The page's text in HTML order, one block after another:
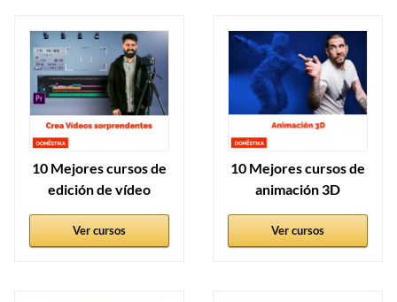
10 Mejores cursos de
edición de vídeo
Ver cursos
10 Mejores cursos de
animación 3D
Ver cursos